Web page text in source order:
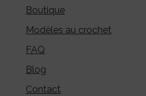
Boutique
Modèles au crochet
FAQ
Blog
Contact